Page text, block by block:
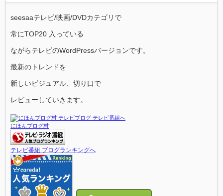
seesaaテレビ/映画/DVDカテゴリで
常にTOP20 入っている
ながらテレビのWordPressバージョンです。
最新のトレンドを
新しいビジュアル、切り口で
レビューしていきます。
にほんブログ村
テレビ番組 ブログランキングへ